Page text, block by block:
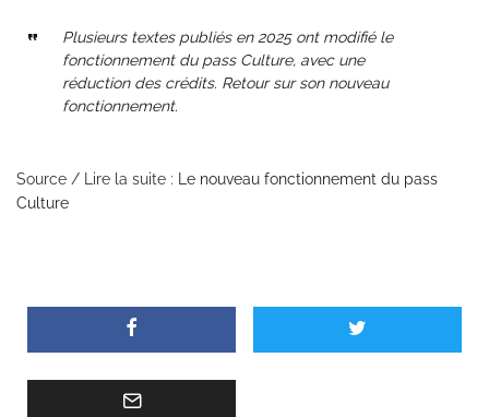
Plusieurs textes publiés en 2025 ont modifié le
fonctionnement du pass Culture, avec une
réduction des crédits. Retour sur son nouveau
fonctionnement.
Source / Lire la suite :
Le nouveau fonctionnement du pass
Culture